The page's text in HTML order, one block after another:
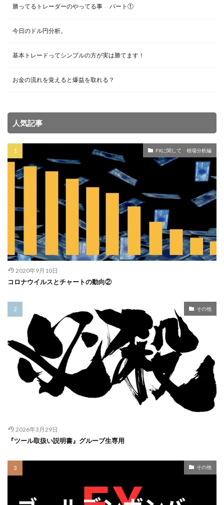
勝ってるトレーダーのやってる事 パート①
今日のドル円分析。
基本トレードってシンプルの方が実は勝てます！
お金の流れを覚えると爆益を取れる？
人気記事
FXに関して 相場分析編
2020年9月10日
コロナウイルスとチャートの動向②
その他
2026年3月29日
『ツール取扱い説明書』グループ生専用
その他